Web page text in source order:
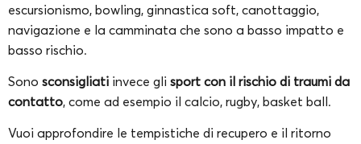
escursionismo, bowling, ginnastica soft, canottaggio,
navigazione e la camminata che sono a basso impatto e
basso rischio.
Sono sconsigliati invece gli sport con il rischio di traumi da
contatto, come ad esempio il calcio, rugby, basket ball.
Vuoi approfondire le tempistiche di recupero e il ritorno